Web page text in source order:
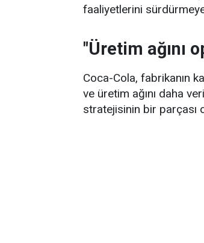
faaliyetlerini
"Üretim ağını
Coca-Cola, fabrikanın
ve üretim ağını daha
stratejisinin bir parçası